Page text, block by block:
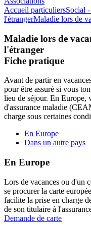
Accueil particuliersSocial
l'étrangerMaladie lors de
Maladie lors de
l'étranger
Fiche pratique
Avant de partir en
pour être assuré si vous
lieu de séjour. En Europe,
d'assurance maladie
charge sous certaines
En Europe
Dans un autre pays
En Europe
Lors de vacances ou d'un
se procurer la carte
facilite la prise en charge
de son titulaire à
Demande de carte